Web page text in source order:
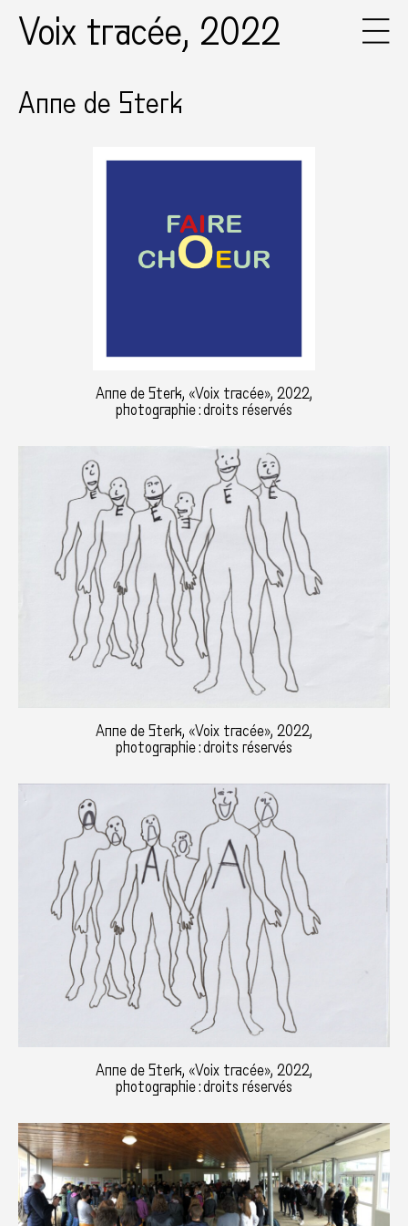
Voix tracée, 2022
Anne de Sterk
Anne de Sterk, «Voix tracée», 2022,
photographie : droits réservés
Anne de Sterk, «Voix tracée», 2022,
photographie : droits réservés
Anne de Sterk, «Voix tracée», 2022,
photographie : droits réservés